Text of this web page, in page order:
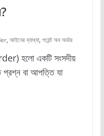
, আইনের ব্যাখ্যা, পয়েন্ট অব অর্ডার
হলো একটি সংসদীয়
প্রশ্ন বা আপত্তি যা